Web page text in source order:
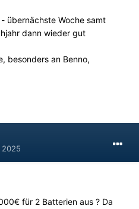
übernächste Woche samt
dann wieder gut
besonders an Benno,
2025
für 2 Batterien aus ? Da